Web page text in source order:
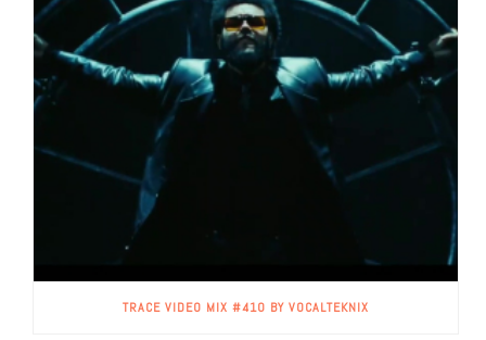
TRACE VIDEO MIX #410 BY VOCALTEKNIX